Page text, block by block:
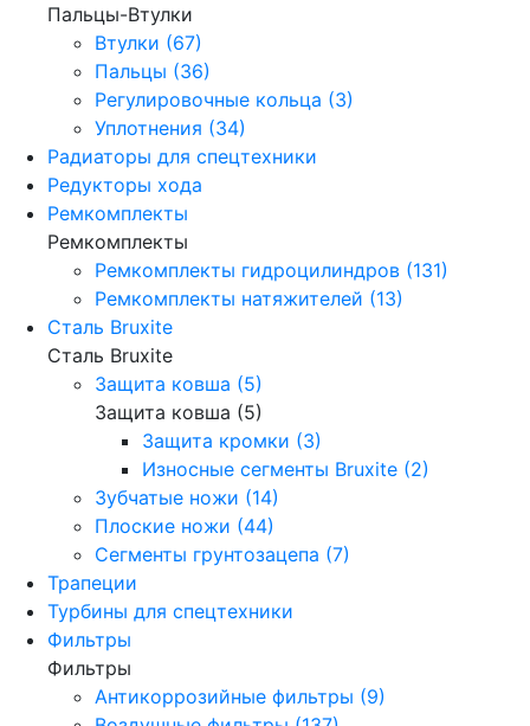
Пальцы-Втулки
Втулки (67)
Пальцы (36)
Регулировочные кольца (3)
Уплотнения (34)
Радиаторы для спецтехники
Редукторы хода
Ремкомплекты
Ремкомплекты
Ремкомплекты гидроцилиндров (131)
Ремкомплекты натяжителей (13)
Сталь Bruxite
Сталь Bruxite
Защита ковша (5)
Защита ковша (5)
Защита кромки (3)
Износные сегменты Bruxite (2)
Зубчатые ножи (14)
Плоские ножи (44)
Сегменты грунтозацепа (7)
Трапеции
Турбины для спецтехники
Фильтры
Фильтры
Антикоррозийные фильтры (9)